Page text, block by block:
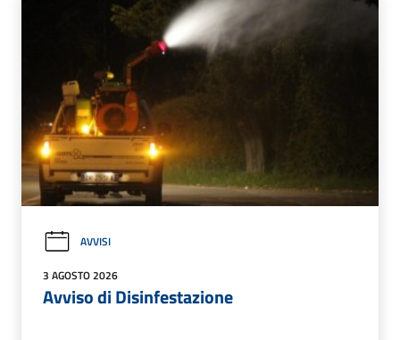
AVVISI
3 AGOSTO 2026
Avviso di Disinfestazione